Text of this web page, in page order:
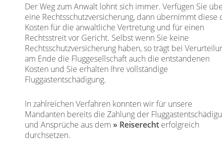
Der Weg zum Anwalt lohnt sich immer. Verfügen Sie
eine Rechtsschutzversicherung, dann übernimmt diese
Kosten für die anwaltliche Vertretung und für einen
Rechtsstreit vor Gericht. Selbst wenn Sie keine
Rechtsschutzversicherung haben, so trägt bei
am Ende die Fluggesellschaft auch die entstandenen
Kosten und Sie erhalten Ihre vollständige
Fluggastentschädigung.
In zahlreichen Verfahren konnten wir für unsere
Mandanten bereits die Zahlung der
und Ansprüche aus dem
Reiserecht erfolgreich
durchsetzen.